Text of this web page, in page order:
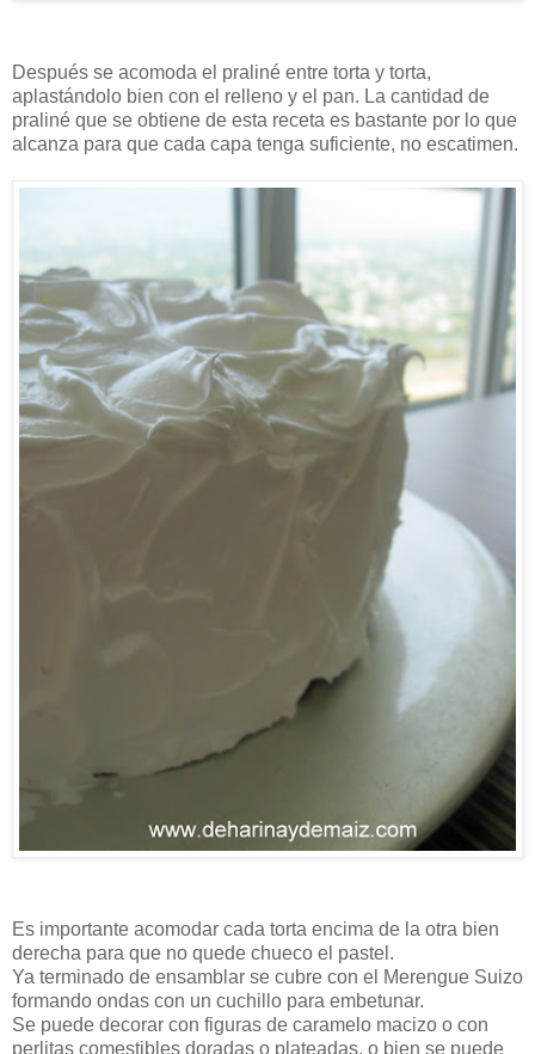
Después se acomoda el praliné entre torta y torta,
aplastándolo bien con el relleno y el pan. La cantidad de
praliné que se obtiene de esta receta es bastante por lo que
alcanza para que cada capa tenga suficiente, no escatimen.
Es importante acomodar cada torta encima de la otra bien
derecha para que no quede chueco el pastel.
Ya terminado de ensamblar se cubre con el Merengue Suizo
formando ondas con un cuchillo para embetunar.
Se puede decorar con figuras de caramelo macizo o con
perlitas comestibles doradas o plateadas, o bien se puede